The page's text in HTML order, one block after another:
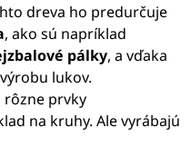
dreva ho predurčuje
, ako sú napríklad
pálky, a vďaka
lukov.
rôzne prvky
na kruhy. Ale vyrábajú